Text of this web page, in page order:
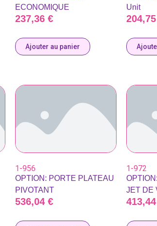
ECONOMIQUE
237,36 €
Ajouter au panier
Unit
204,75
1-956
OPTION: PORTE PLATEAU
PIVOTANT
536,04 €
1-972
JET DE
413,44